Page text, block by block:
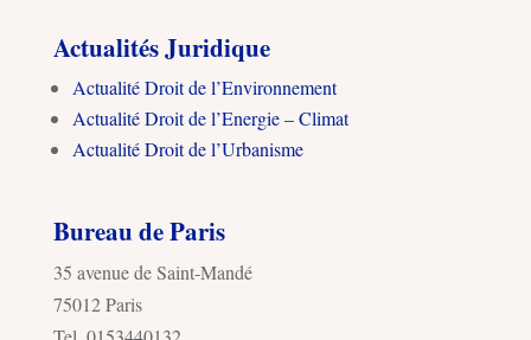
Actualités Juridique
Actualité Droit de l’Environnement
Actualité Droit de l’Energie – Climat
Actualité Droit de l’Urbanisme
Bureau de Paris
35 avenue de Saint-Mandé
75012 Paris